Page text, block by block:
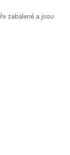
zabalené a jsou